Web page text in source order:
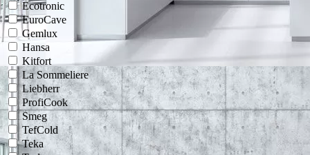
Ecotronic
EuroCave
Gemlux
Hansa
Kitfort
La Sommeliere
Liebherr
ProfiCook
Smeg
TefCold
Teka